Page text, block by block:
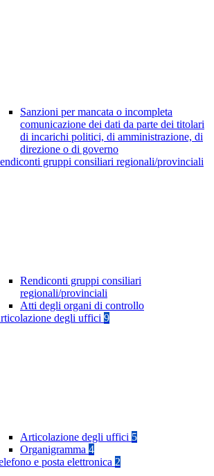
Sanzioni per mancata o incompleta
comunicazione dei dati da parte dei titolari
di incarichi politici, di amministrazione, di
direzione o di governo
gruppi consiliari regionali/provinciali
Rendiconti gruppi consiliari
regionali/provinciali
Atti degli organi di controllo
degli uffici 9
Articolazione degli uffici 5
Organigramma 4
e posta elettronica 2